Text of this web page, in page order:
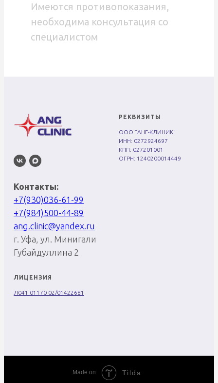
Имеются противопоказания,
необходима консультация со
специалистом
Контакты:
+7(930)036-61-99
+7(984)500-44-89
ang.clinic@yandex.ru
г. Уфа, ул. Минигали
Губайдуллина 2
РЕКВИЗИТЫ
ООО "АНГ-КЛИНИК"
ИНН: 0272924697
КПП: 027201001
ОГРН: 1240200014449
ЛИЦЕНЗИЯ
Л041-01170-02/01422681
Made on Tilda